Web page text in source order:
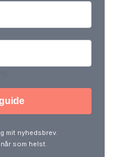
mit nyhedsbrev.
som helst.